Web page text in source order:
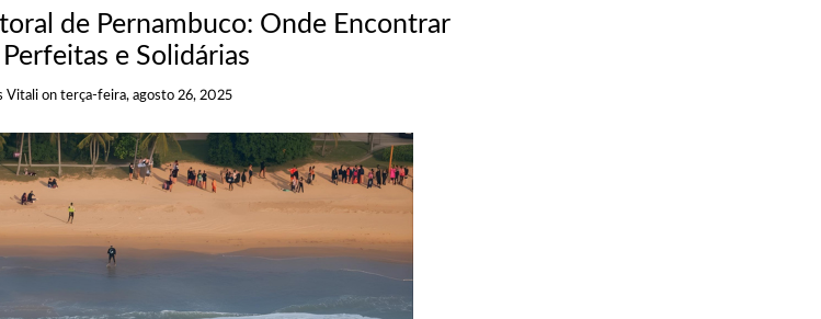
de Pernambuco: Onde Encontrar
e Solidárias
Vitali on terça-feira, agosto 26, 2025